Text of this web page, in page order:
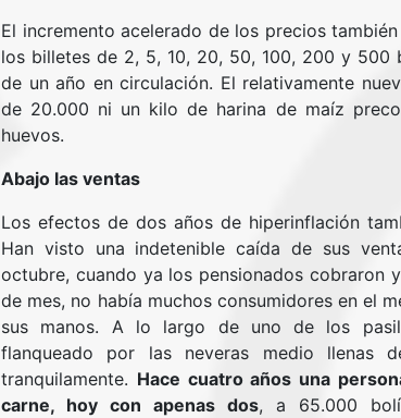
El incremento acelerado de los precios
los billetes de 2, 5, 10, 20, 50, 100, 200 y 500
de un año en circulación. El relativamente
de 20.000 ni un kilo de harina de maíz
huevos.
Abajo las ventas
Los efectos de dos años de hiperinflación
Han visto una indetenible caída de sus
octubre, cuando ya los pensionados cobraron
de mes, no había muchos consumidores en el
sus manos. A lo largo de uno de los
flanqueado por las neveras medio llenas
tranquilamente. Hace cuatro años una
carne, hoy con apenas dos, a 65.000